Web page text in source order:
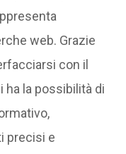
web. Grazie
con il
ha la possibilità di
precisi e